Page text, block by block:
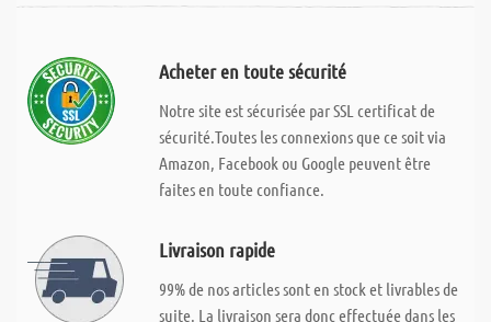
Acheter en toute sécurité
Notre site est sécurisée par SSL certificat de
sécurité.Toutes les connexions que ce soit via
Amazon, Facebook ou Google peuvent être
faites en toute confiance.
Livraison rapide
99% de nos articles sont en stock et livrables de
suite. La livraison sera donc effectuée dans les